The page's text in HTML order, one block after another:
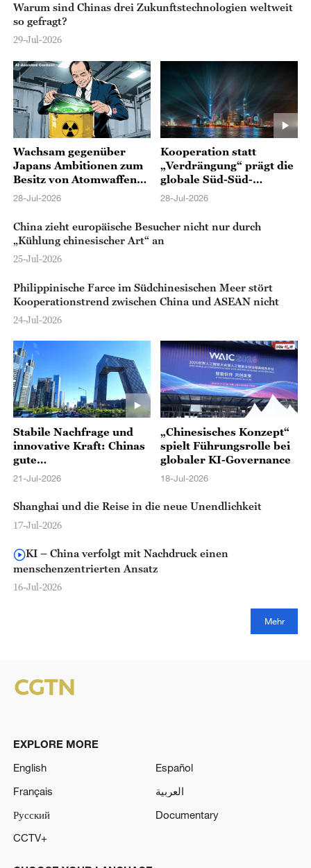
Warum sind Chinas drei Zukunftstechnologien weltweit
so gefragt?
29-Jul-2026
Wachsam gegenüber
Japans Ambitionen zum
Besitz von Atomwaffen
bleiben
28-Jul-2026
Kooperation statt
„Verdrängung“ prägt die
globale Süd-Süd-
Kooperation
28-Jul-2026
China zieht europäische Besucher nicht nur durch
„Kühlung chinesischer Art“ an
25-Jul-2026
Philippinische Farce im Südchinesischen Meer stört
Kooperationstrend zwischen China und ASEAN nicht
24-Jul-2026
Stabile Nachfrage und
innovative Kraft: Chinas
gute
Wirtschaftsperformance
21-Jul-2026
„Chinesisches Konzept“
spielt Führungsrolle bei
globaler KI-Governance
18-Jul-2026
Shanghai und die Reise in die neue Unendlichkeit
17-Jul-2026
KI – China verfolgt mit Nachdruck einen
menschenzentrierten Ansatz
16-Jul-2026
Mehr
EXPLORE MORE
English
Español
Français
العربية
Русский
Documentary
CCTV+